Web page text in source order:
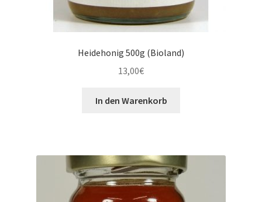
Heidehonig 500g (Bioland)
13,00€
In den Warenkorb